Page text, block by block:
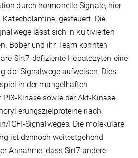
durch hormonelle Signale, hier
gesteuert. Die
lässt sich in kultivierten
Bober und ihr Team konnten
Sirt7-defiziente Hepatozyten eine
der Signalwege aufweisen. Dies
in der mangelhaften
Kinase sowie der Akt-Kinase,
nach
IGFI-Signalweges. Die molekulare
ist dennoch weitestgehend
Annahme, dass Sirt7 andere